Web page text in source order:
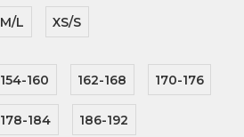
M/L XS/S
154-160 162-168 170-176
178-184 186-192